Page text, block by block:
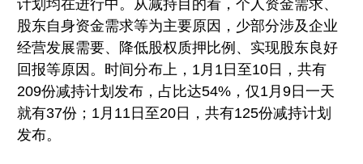
计划均在进行中。从减持目的看，个人资金需求、
股东自身资金需求等为主要原因，少部分涉及企业
经营发展需要、降低股权质押比例、实现股东良好
回报等原因。时间分布上，1月1日至10日，共有
209份减持计划发布，占比达54%，仅1月9日一天
就有37份；1月11日至20日，共有125份减持计划
发布。